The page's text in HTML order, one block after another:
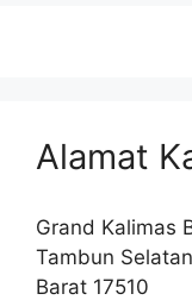
Alamat
Grand Kalimas
Tambun
Barat 17510